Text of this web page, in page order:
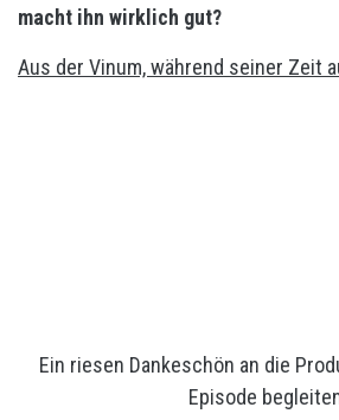
macht ihn wirklich gut?
Aus der Vinum, während seiner Zeit
Ein riesen Dankeschön an die
Episode